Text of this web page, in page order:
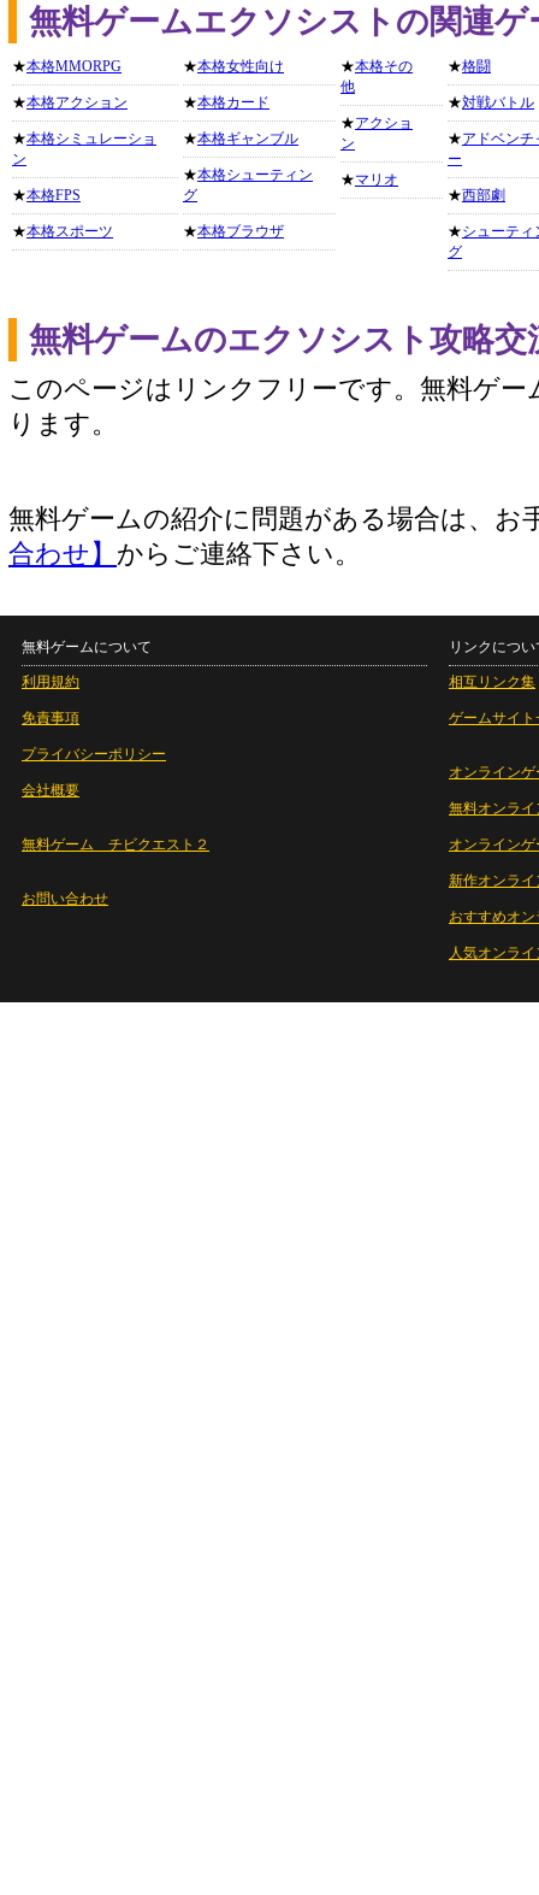
無料ゲームエクソシストの関連
★本格MMORPG
★本格アクション
★本格シミュレーショ
ン
★本格FPS
★本格スポーツ
★本格女性向け
★本格カード
★本格ギャンブル
★本格シューティン
グ
★本格ブラウザ
★本格その
他
★アクショ
ン
★マリオ
★格闘
★対戦バトル
★アドベンチ
ー
★西部劇
★シューティ
グ
無料ゲームのエクソシスト攻略
このページはリンクフリーです。無料ゲー
ります。
無料ゲームの紹介に問題がある場合は、お
合わせ】 からご連絡下さい。
無料ゲームについて
利用規約
免責事項
プライバシーポリシー
会社概要
無料ゲーム チビクエスト２
お問い合わせ
リンクについ
相互リンク集
ゲームサイト
オンラインゲ
無料オンライ
オンライン
新作オンライ
おすすめオ
人気オンラ